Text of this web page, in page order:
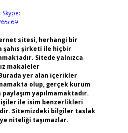
Skype:
sitesi, herhangi bir
şahıs şirketi ile hiçbir
Sitede yalnızca
makaleler
yer alan içerikler
olup, gerçek kurum
yapılmamaktadır.
ile isim benzerlikleri
Sitemizdeki bilgiler taslak
niteliği taşımazlar.